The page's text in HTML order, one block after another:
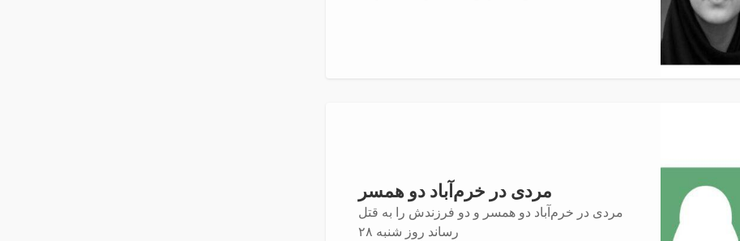
مردی در خرم‌آباد دو همسر
مردی در خرم‌آباد دو همسر و دو فرزندش را به قتل
رساند روز شنبه ۲۸